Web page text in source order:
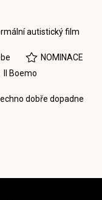
autistický film
NOMINACE
Il Boemo
dobře dopadne